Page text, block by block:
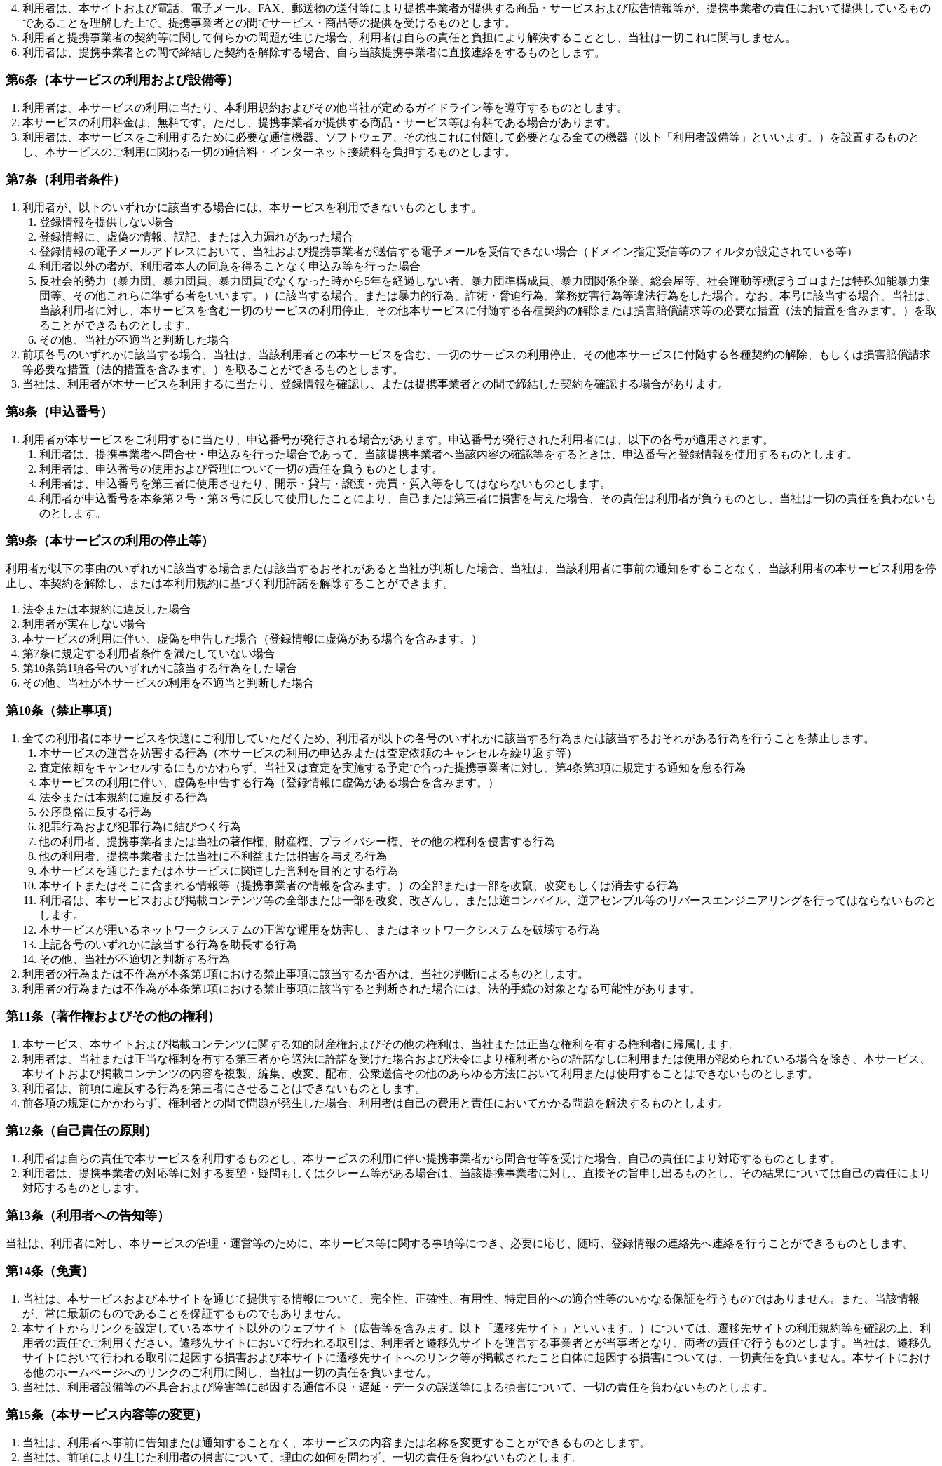
利用者は、本サイトおよび電話、電子メール、FAX、郵送物の送付等により提携事業者が提供する商品・サービスおよび広告情報等が、提携事業者の責任において提供しているもの
であることを理解した上で、提携事業者との間でサービス・商品等の提供を受けるものとします。
利用者と提携事業者の契約等に関して何らかの問題が生じた場合、利用者は自らの責任と負担により解決することとし、当社は一切これに関与しません。
利用者は、提携事業者との間で締結した契約を解除する場合、自ら当該提携事業者に直接連絡をするものとします。
第6条（本サービスの利用および設備等）
利用者は、本サービスの利用に当たり、本利用規約およびその他当社が定めるガイドライン等を遵守するものとします。
本サービスの利用料金は、無料です。ただし、提携事業者が提供する商品・サービス等は有料である場合があります。
利用者は、本サービスをご利用するために必要な通信機器、ソフトウェア、その他これに付随して必要となる全ての機器（以下「利用者設備等」といいます。）を設置するものと
し、本サービスのご利用に関わる一切の通信料・インターネット接続料を負担するものとします。
第7条（利用者条件）
利用者が、以下のいずれかに該当する場合には、本サービスを利用できないものとします。
登録情報を提供しない場合
登録情報に、虚偽の情報、誤記、または入力漏れがあった場合
登録情報の電子メールアドレスにおいて、当社および提携事業者が送信する電子メールを受信できない場合（ドメイン指定受信等のフィルタが設定されている等）
利用者以外の者が、利用者本人の同意を得ることなく申込み等を行った場合
反社会的勢力（暴力団、暴力団員、暴力団員でなくなった時から5年を経過しない者、暴力団準構成員、暴力団関係企業、総会屋等、社会運動等標ぼうゴロまたは特殊知能暴力集
団等、その他これらに準ずる者をいいます。）に該当する場合、または暴力的行為、詐術・脅迫行為、業務妨害行為等違法行為をした場合。なお、本号に該当する場合、当社は、
当該利用者に対し、本サービスを含む一切のサービスの利用停止、その他本サービスに付随する各種契約の解除または損害賠償請求等の必要な措置（法的措置を含みます。）を取
ることができるものとします。
その他、当社が不適当と判断した場合
前項各号のいずれかに該当する場合、当社は、当該利用者との本サービスを含む、一切のサービスの利用停止、その他本サービスに付随する各種契約の解除、もしくは損害賠償請求
等必要な措置（法的措置を含みます。）を取ることができるものとします。
当社は、利用者が本サービスを利用するに当たり、登録情報を確認し、または提携事業者との間で締結した契約を確認する場合があります。
第8条（申込番号）
利用者が本サービスをご利用するに当たり、申込番号が発行される場合があります。申込番号が発行された利用者には、以下の各号が適用されます。
利用者は、提携事業者へ問合せ・申込みを行った場合であって、当該提携事業者へ当該内容の確認等をするときは、申込番号と登録情報を使用するものとします。
利用者は、申込番号の使用および管理について一切の責任を負うものとします。
利用者は、申込番号を第三者に使用させたり、開示・貸与・譲渡・売買・質入等をしてはならないものとします。
利用者が申込番号を本条第２号・第３号に反して使用したことにより、自己または第三者に損害を与えた場合、その責任は利用者が負うものとし、当社は一切の責任を負わないも
のとします。
第9条（本サービスの利用の停止等）
利用者が以下の事由のいずれかに該当する場合または該当するおそれがあると当社が判断した場合、当社は、当該利用者に事前の通知をすることなく、当該利用者の本サービス利用を停
止し、本契約を解除し、または本利用規約に基づく利用許諾を解除することができます。
法令または本規約に違反した場合
利用者が実在しない場合
本サービスの利用に伴い、虚偽を申告した場合（登録情報に虚偽がある場合を含みます。）
第7条に規定する利用者条件を満たしていない場合
第10条第1項各号のいずれかに該当する行為をした場合
その他、当社が本サービスの利用を不適当と判断した場合
第10条（禁止事項）
全ての利用者に本サービスを快適にご利用していただくため、利用者が以下の各号のいずれかに該当する行為または該当するおそれがある行為を行うことを禁止します。
本サービスの運営を妨害する行為（本サービスの利用の申込みまたは査定依頼のキャンセルを繰り返す等）
査定依頼をキャンセルするにもかかわらず、当社又は査定を実施する予定で合った提携事業者に対し、第4条第3項に規定する通知を怠る行為
本サービスの利用に伴い、虚偽を申告する行為（登録情報に虚偽がある場合を含みます。）
法令または本規約に違反する行為
公序良俗に反する行為
犯罪行為および犯罪行為に結びつく行為
他の利用者、提携事業者または当社の著作権、財産権、プライバシー権、その他の権利を侵害する行為
他の利用者、提携事業者または当社に不利益または損害を与える行為
本サービスを通じたまたは本サービスに関連した営利を目的とする行為
本サイトまたはそこに含まれる情報等（提携事業者の情報を含みます。）の全部または一部を改竄、改変もしくは消去する行為
利用者は、本サービスおよび掲載コンテンツ等の全部または一部を改変、改ざんし、または逆コンパイル、逆アセンブル等のリバースエンジニアリングを行ってはならないものと
します。
本サービスが用いるネットワークシステムの正常な運用を妨害し、またはネットワークシステムを破壊する行為
上記各号のいずれかに該当する行為を助長する行為
その他、当社が不適切と判断する行為
利用者の行為または不作為が本条第1項における禁止事項に該当するか否かは、当社の判断によるものとします。
利用者の行為または不作為が本条第1項における禁止事項に該当すると判断された場合には、法的手続の対象となる可能性があります。
第11条（著作権およびその他の権利）
本サービス、本サイトおよび掲載コンテンツに関する知的財産権およびその他の権利は、当社または正当な権利を有する権利者に帰属します。
利用者は、当社または正当な権利を有する第三者から適法に許諾を受けた場合および法令により権利者からの許諾なしに利用または使用が認められている場合を除き、本サービス、
本サイトおよび掲載コンテンツの内容を複製、編集、改変、配布、公衆送信その他のあらゆる方法において利用または使用することはできないものとします。
利用者は、前項に違反する行為を第三者にさせることはできないものとします。
前各項の規定にかかわらず、権利者との間で問題が発生した場合、利用者は自己の費用と責任においてかかる問題を解決するものとします。
第12条（自己責任の原則）
利用者は自らの責任で本サービスを利用するものとし、本サービスの利用に伴い提携事業者から問合せ等を受けた場合、自己の責任により対応するものとします。
利用者は、提携事業者の対応等に対する要望・疑問もしくはクレーム等がある場合は、当該提携事業者に対し、直接その旨申し出るものとし、その結果については自己の責任により
対応するものとします。
第13条（利用者への告知等）
当社は、利用者に対し、本サービスの管理・運営等のために、本サービス等に関する事項等につき、必要に応じ、随時、登録情報の連絡先へ連絡を行うことができるものとします。
第14条（免責）
当社は、本サービスおよび本サイトを通じて提供する情報について、完全性、正確性、有用性、特定目的への適合性等のいかなる保証を行うものではありません。また、当該情報
が、常に最新のものであることを保証するものでもありません。
本サイトからリンクを設定している本サイト以外のウェブサイト（広告等を含みます。以下「遷移先サイト」といいます。）については、遷移先サイトの利用規約等を確認の上、利
用者の責任でご利用ください。遷移先サイトにおいて行われる取引は、利用者と遷移先サイトを運営する事業者とが当事者となり、両者の責任で行うものとします。当社は、遷移先
サイトにおいて行われる取引に起因する損害および本サイトに遷移先サイトへのリンク等が掲載されたこと自体に起因する損害については、一切責任を負いません。本サイトにおけ
る他のホームページへのリンクのご利用に関し、当社は一切の責任を負いません。
当社は、利用者設備等の不具合および障害等に起因する通信不良・遅延・データの誤送等による損害について、一切の責任を負わないものとします。
第15条（本サービス内容等の変更）
当社は、利用者へ事前に告知または通知することなく、本サービスの内容または名称を変更することができるものとします。
当社は、前項により生じた利用者の損害について、理由の如何を問わず、一切の責任を負わないものとします。